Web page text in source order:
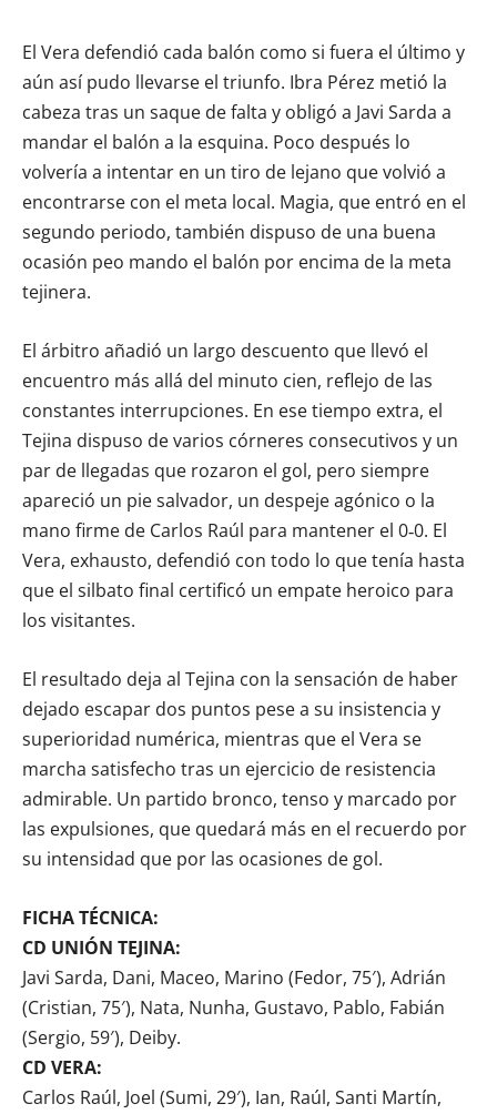
El Vera defendió cada balón como si fuera el último y
aún así pudo llevarse el triunfo. Ibra Pérez metió la
cabeza tras un saque de falta y obligó a Javi Sarda a
mandar el balón a la esquina. Poco después lo
volvería a intentar en un tiro de lejano que volvió a
encontrarse con el meta local. Magia, que entró en el
segundo periodo, también dispuso de una buena
ocasión peo mando el balón por encima de la meta
tejinera.
El árbitro añadió un largo descuento que llevó el
encuentro más allá del minuto cien, reflejo de las
constantes interrupciones. En ese tiempo extra, el
Tejina dispuso de varios córneres consecutivos y un
par de llegadas que rozaron el gol, pero siempre
apareció un pie salvador, un despeje agónico o la
mano firme de Carlos Raúl para mantener el 0‑0. El
Vera, exhausto, defendió con todo lo que tenía hasta
que el silbato final certificó un empate heroico para
los visitantes.
El resultado deja al Tejina con la sensación de haber
dejado escapar dos puntos pese a su insistencia y
superioridad numérica, mientras que el Vera se
marcha satisfecho tras un ejercicio de resistencia
admirable. Un partido bronco, tenso y marcado por
las expulsiones, que quedará más en el recuerdo por
su intensidad que por las ocasiones de gol.
FICHA TÉCNICA:
CD UNIÓN TEJINA:
Javi Sarda, Dani, Maceo, Marino (Fedor, 75′), Adrián
(Cristian, 75′), Nata, Nunha, Gustavo, Pablo, Fabián
(Sergio, 59′), Deiby.
CD VERA:
Carlos Raúl, Joel (Sumi, 29′), Ian, Raúl, Santi Martín,